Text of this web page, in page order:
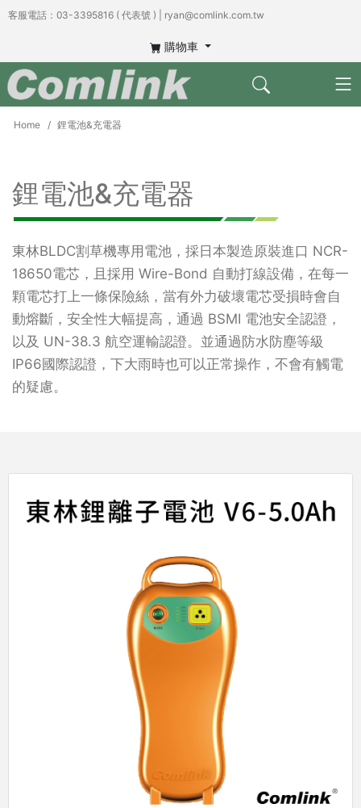
客服電話：03-3395816 ( 代表號 ) | ryan@comlink.com.tw
購物車
Home 鋰電池&充電器
鋰電池&充電器
東林BLDC割草機專用電池，採日本製造原裝進口 NCR-
18650電芯，且採用 Wire-Bond 自動打線設備，在每一
顆電芯打上一條保險絲，當有外力破壞電芯受損時會自
動熔斷，安全性大幅提高，通過 BSMI 電池安全認證，
以及 UN-38.3 航空運輸認證。並通過防水防塵等級
IP66國際認證，下大雨時也可以正常操作，不會有觸電
的疑慮。